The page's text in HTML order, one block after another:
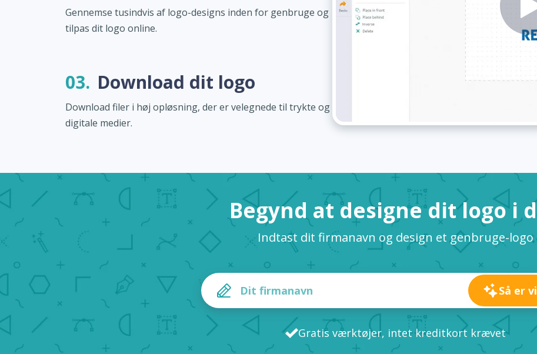
Gennemse tusindvis af logo-designs inden for genbruge og
tilpas dit logo online.
03. Download dit logo
Download filer i høj opløsning, der er velegnede til trykte og
digitale medier.
Begynd at designe dit logo i
Indtast dit firmanavn og design et genbruge-logo
Så er
Gratis værktøjer, intet kreditkort krævet